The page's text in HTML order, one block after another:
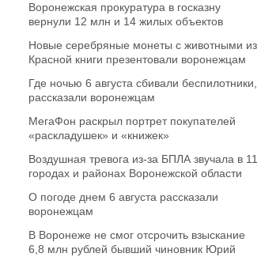
Воронежская прокуратура в госказну
вернули 12 млн и 14 жилых объектов
Новые серебряные монеты с животными из
Красной книги презентовали воронежцам
Где ночью 6 августа сбивали беспилотники,
рассказали воронежцам
МегаФон раскрыл портрет покупателей
«раскладушек» и «книжек»
Воздушная тревога из-за БПЛА звучала в 11
городах и районах Воронежской области
О погоде днем 6 августа рассказали
воронежцам
В Воронеже не смог отсрочить взыскание
6,8 млн рублей бывший чиновник Юрий